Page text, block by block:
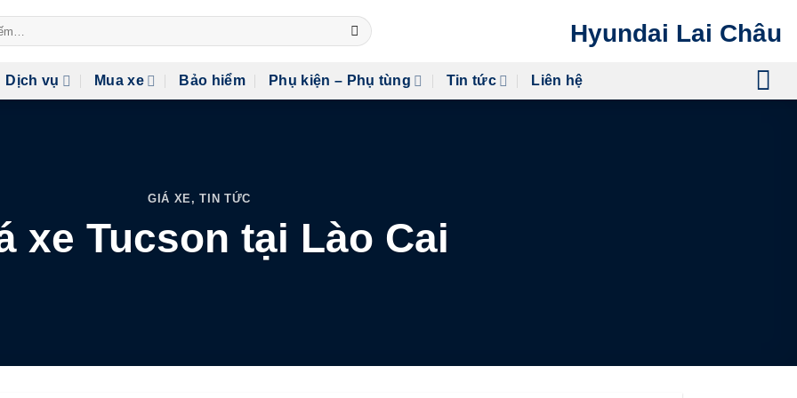
Hyundai Lai Châu
Dịch vụ Mua xe Bảo hiểm Phụ kiện – Phụ tùng Tin tức Liên hệ
GIÁ XE ,TIN TỨC
xe Tucson tại Lào Cai